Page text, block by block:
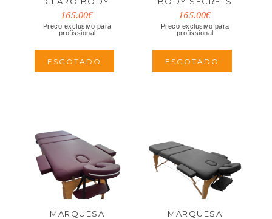
SECRETS
165.00€
Preço exclusivo para
profissional
ESGOTADO
165.00€
Preço exclusivo para
profissional
ESGOTADO
MARQUESA
MARQUESA